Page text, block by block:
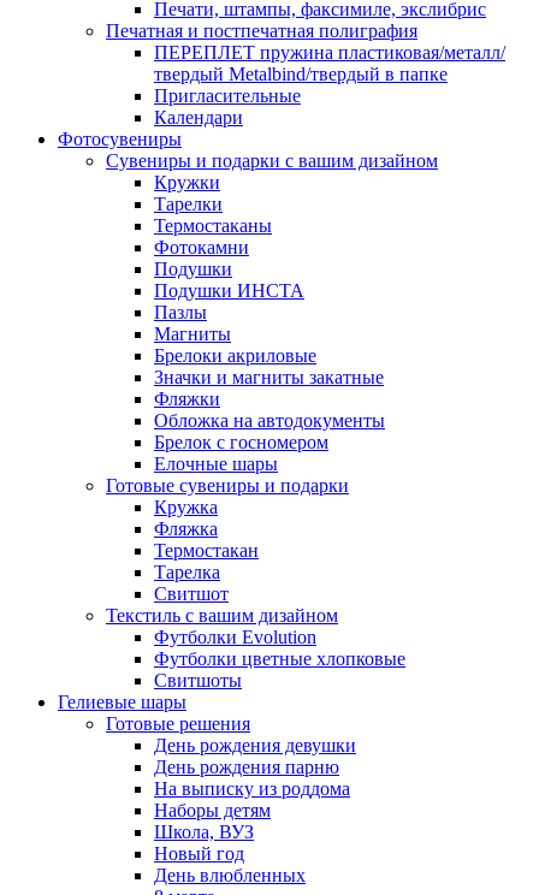
Печати, штампы, факсимиле, экслибрис
Печатная и постпечатная полиграфия
ПЕРЕПЛЕТ пружина пластиковая/металл/
твердый Metalbind/твердый в папке
Пригласительные
Календари
Фотосувениры
Сувениры и подарки с вашим дизайном
Кружки
Тарелки
Термостаканы
Фотокамни
Подушки
Подушки ИНСТА
Пазлы
Магниты
Брелоки акриловые
Значки и магниты закатные
Фляжки
Обложка на автодокументы
Брелок с госномером
Елочные шары
Готовые сувениры и подарки
Кружка
Фляжка
Термостакан
Тарелка
Свитшот
Текстиль с вашим дизайном
Футболки Evolution
Футболки цветные хлопковые
Свитшоты
Гелиевые шары
Готовые решения
День рождения девушки
День рождения парню
На выписку из роддома
Наборы детям
Школа, ВУЗ
Новый год
День влюбленных